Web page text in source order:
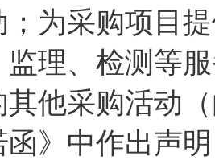
；为采购项目
监理、检测等
其他采购活动
函》中作出声